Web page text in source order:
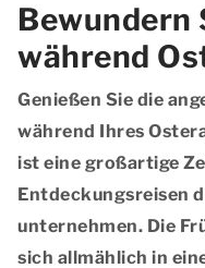
Bewundern
während
Genießen Sie die
während Ihres
ist eine großartige
Entdeckungsreisen
unternehmen. Die
sich allmählich in